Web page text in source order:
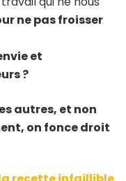
ne pas froisser
et
?
autres, et non
on fonce droit